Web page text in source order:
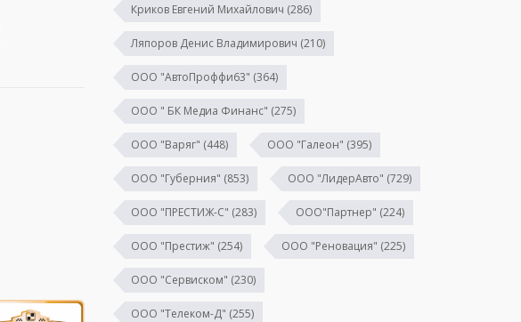
Криков Евгений Михайлович (286)
Ляпоров Денис Владимирович (210)
ООО "АвтоПроффи63" (364)
ООО " БК Медиа Финанс" (275)
ООО "Варяг" (448) ООО "Галеон" (395)
ООО "Губерния" (853) ООО "ЛидерАвто" (729)
ООО "ПРЕСТИЖ-С" (283) ООО"Партнер" (224)
ООО "Престиж" (254) ООО "Реновация" (225)
ООО "Сервиском" (230)
ООО "Телеком-Д" (255)